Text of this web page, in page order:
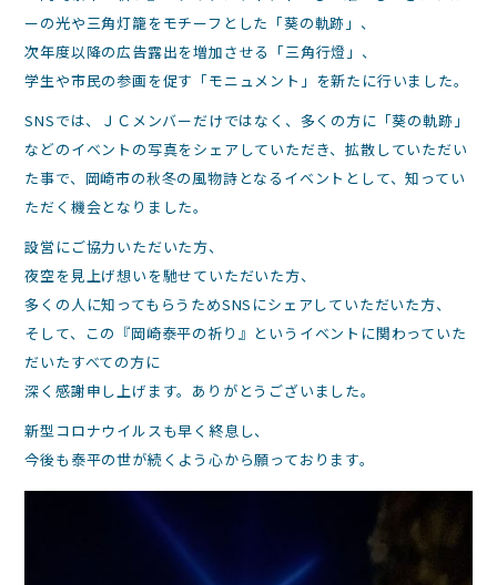
ーの光や三角灯籠をモチーフとした「葵の軌跡」、
次年度以降の広告露出を増加させる「三角行燈」、
学生や市民の参画を促す「モニュメント」を新たに行いました。
SNSでは、ＪＣメンバーだけではなく、多くの方に「葵の軌跡」
などのイベントの写真をシェアしていただき、拡散していただい
た事で、岡崎市の秋冬の風物詩となるイベントとして、知ってい
ただく機会となりました。
設営にご協力いただいた方、
夜空を見上げ想いを馳せていただいた方、
多くの人に知ってもらうためSNSにシェアしていただいた方、
そして、この『岡崎泰平の祈り』というイベントに関わっていた
だいたすべての方に
深く感謝申し上げます。ありがとうございました。
新型コロナウイルスも早く終息し、
今後も泰平の世が続くよう心から願っております。